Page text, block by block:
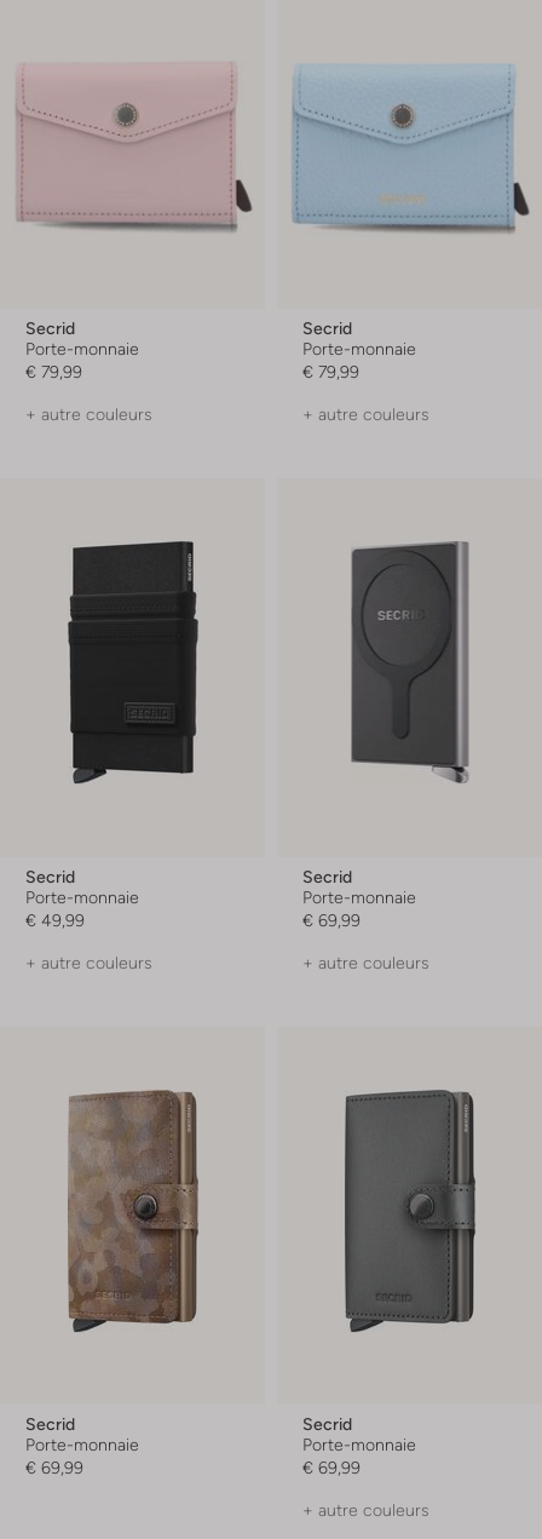
Secrid
Porte-monnaie
€ 79,99
+ autre couleurs
Secrid
Porte-monnaie
€ 79,99
+ autre couleurs
Secrid
Porte-monnaie
€ 49,99
+ autre couleurs
Secrid
Porte-monnaie
€ 69,99
+ autre couleurs
Secrid
Porte-monnaie
€ 69,99
Secrid
Porte-monnaie
€ 69,99
+ autre couleurs